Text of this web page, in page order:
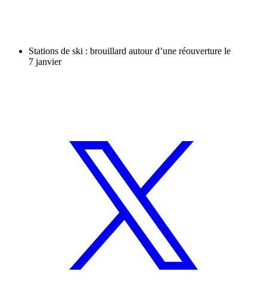
Stations de ski : brouillard autour d’une réouverture le
7 janvier